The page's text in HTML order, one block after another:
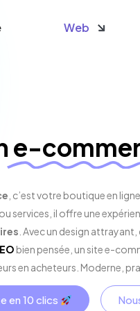
Web
Création
SEO
Création
Refonte
SEO
e-
, c’est votre boutique en
services, il offre une
. Avec un design
bien pensée, un site e-
en acheteurs. Moderne,
en 10 clics